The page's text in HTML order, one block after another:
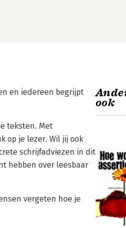
en iedereen begrijpt
teksten. Met
op je lezer. Wil jij ook
schrijfadviezen in dit
hebben over leesbaar
vergeten hoe je
ook